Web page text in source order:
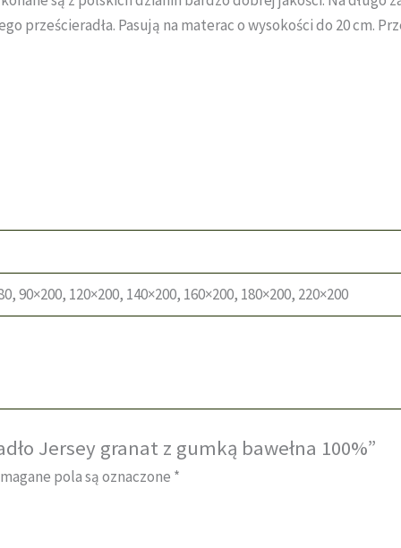
prześcieradła. Pasują na materac o wysokości do 20 cm.
90×200, 120×200, 140×200, 160×200, 180×200, 220×200
Jersey granat z gumką bawełna 100%”
pola są oznaczone *